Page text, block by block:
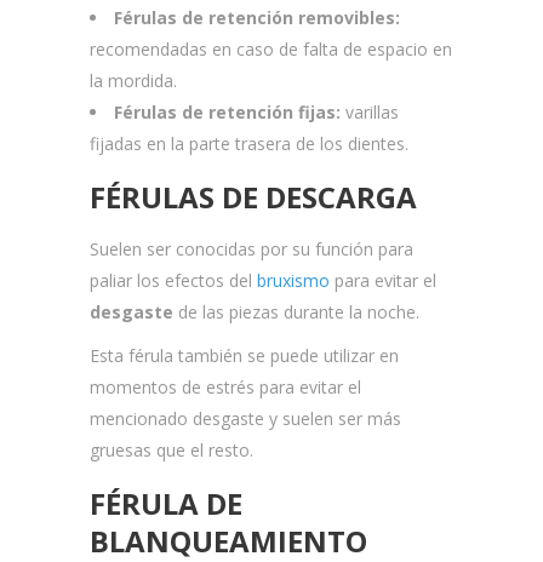
Férulas de retención removibles:
recomendadas en caso de falta de espacio en
la mordida.
Férulas de retención fijas: varillas
fijadas en la parte trasera de los dientes.
FÉRULAS DE DESCARGA
Suelen ser conocidas por su función para
paliar los efectos del bruxismo para evitar el
desgaste de las piezas durante la noche.
Esta férula también se puede utilizar en
momentos de estrés para evitar el
mencionado desgaste y suelen ser más
gruesas que el resto.
FÉRULA DE
BLANQUEAMIENTO